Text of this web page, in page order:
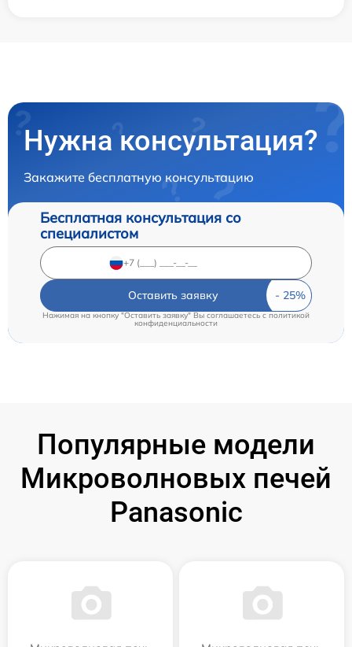
Нужна консультация?
Закажите бесплатную консультацию
Бесплатная консультация со
специалистом
Оставить заявку
Нажимая на кнопку "Оставить заявку" Вы соглашаетесь cполитикой
конфиденциальности
Популярные модели
Микроволновых печей
Panasonic